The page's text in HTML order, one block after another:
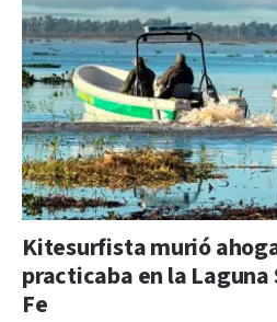
Kitesurfista murió
practicaba en la Laguna
Fe